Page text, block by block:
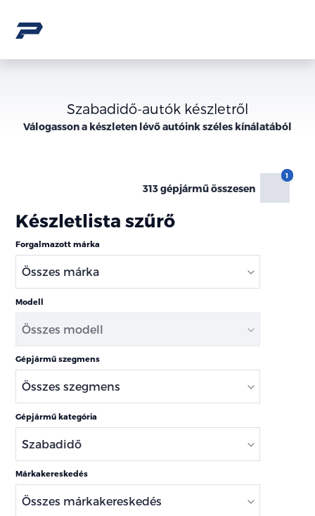
Szabadidő-autók készletről
Válogasson a készleten lévőautóink széles kínálatából
313 gépjármű összesen
Készletlista szűrő
Forgalmazott márka
Modell
Gépjármű szegmens
Gépjármű kategória
Márkakereskedés